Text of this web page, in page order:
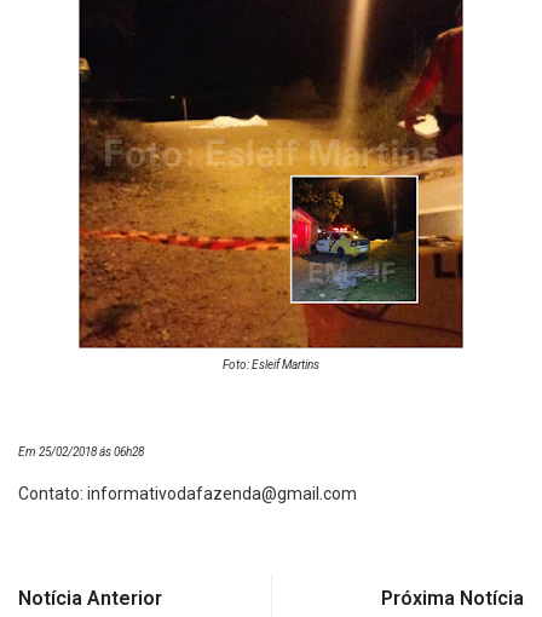
Foto: Esleif Martins
Em 25/02/2018 ás 06h28
Contato: informativodafazenda@gmail.com
Notícia Anterior Próxima Notícia